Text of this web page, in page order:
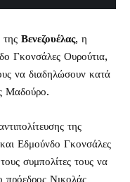
της Βενεζουέλας, η
Γκονσάλες Ουρούτια,
να διαδηλώσουν κατά
Μαδούρο.
της
Εδμούνδο Γκονσάλες
συμπολίτες τους να
πρόεδρος Νικολάς